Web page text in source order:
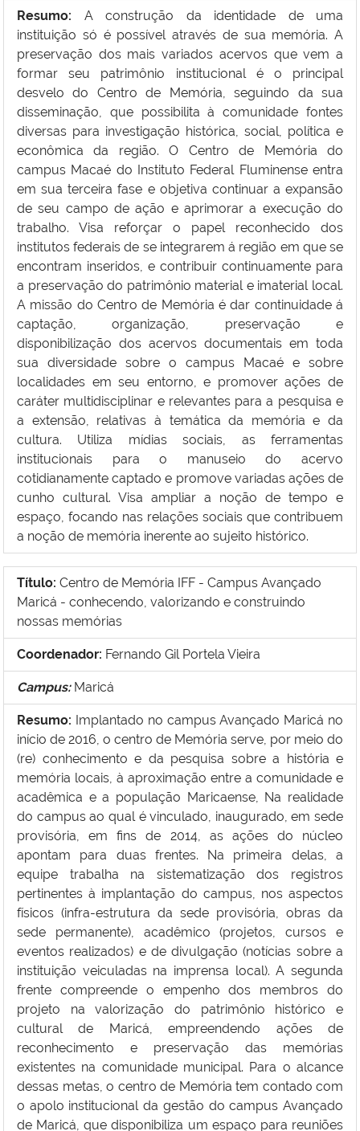
Resumo: A construção da identidade de uma
instituição só é possível através de sua memória. A
preservação dos mais variados acervos que vem a
formar seu patrimônio institucional é o principal
desvelo do Centro de Memória, seguindo da sua
disseminação, que possibilita à comunidade fontes
diversas para investigação histórica, social, política e
econômica da região. O Centro de Memória do
campus Macaé do Instituto Federal Fluminense entra
em sua terceira fase e objetiva continuar a expansão
de seu campo de ação e aprimorar a execução do
trabalho. Visa reforçar o papel reconhecido dos
institutos federais de se integrarem á região em que se
encontram inseridos, e contribuir continuamente para
a preservação do patrimônio material e imaterial local.
A missão do Centro de Memória é dar continuidade á
captação, organização, preservação e
disponibilização dos acervos documentais em toda
sua diversidade sobre o campus Macaé e sobre
localidades em seu entorno, e promover ações de
caráter multidisciplinar e relevantes para a pesquisa e
a extensão, relativas à temática da memória e da
cultura. Utiliza mídias sociais, as ferramentas
institucionais para o manuseio do acervo
cotidianamente captado e promove variadas ações de
cunho cultural. Visa ampliar a noção de tempo e
espaço, focando nas relações sociais que contribuem
a noção de memória inerente ao sujeito histórico.
Título: Centro de Memória IFF - Campus Avançado
Maricá - conhecendo, valorizando e construindo
nossas memórias
Coordenador: Fernando Gil Portela Vieira
Campus: Maricá
Resumo: Implantado no campus Avançado Maricá no
início de 2016, o centro de Memória serve, por meio do
(re) conhecimento e da pesquisa sobre a história e
memória locais, à aproximação entre a comunidade e
acadêmica e a população Maricaense, Na realidade
do campus ao qual é vinculado, inaugurado, em sede
provisória, em fins de 2014, as ações do núcleo
apontam para duas frentes. Na primeira delas, a
equipe trabalha na sistematização dos registros
pertinentes à implantação do campus, nos aspectos
físicos (infra-estrutura da sede provisória, obras da
sede permanente), acadêmico (projetos, cursos e
eventos realizados) e de divulgação (notícias sobre a
instituição veiculadas na imprensa local). A segunda
frente compreende o empenho dos membros do
projeto na valorização do patrimônio histórico e
cultural de Maricá, empreendendo ações de
reconhecimento e preservação das memórias
existentes na comunidade municipal. Para o alcance
dessas metas, o centro de Memória tem contado com
o apolo institucional da gestão do campus Avançado
de Maricá, que disponibiliza um espaço para reuniões